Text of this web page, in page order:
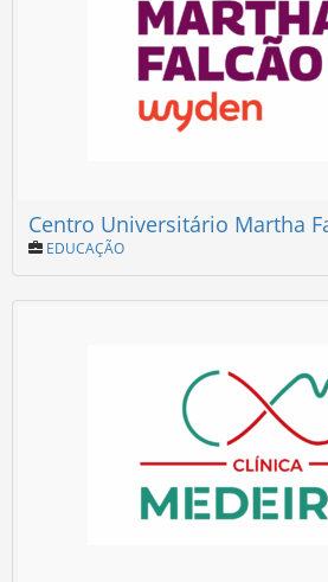
Centro Universitário Martha
EDUCAÇÃO